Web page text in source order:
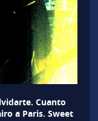
Cuanto
a Paris. Sweet